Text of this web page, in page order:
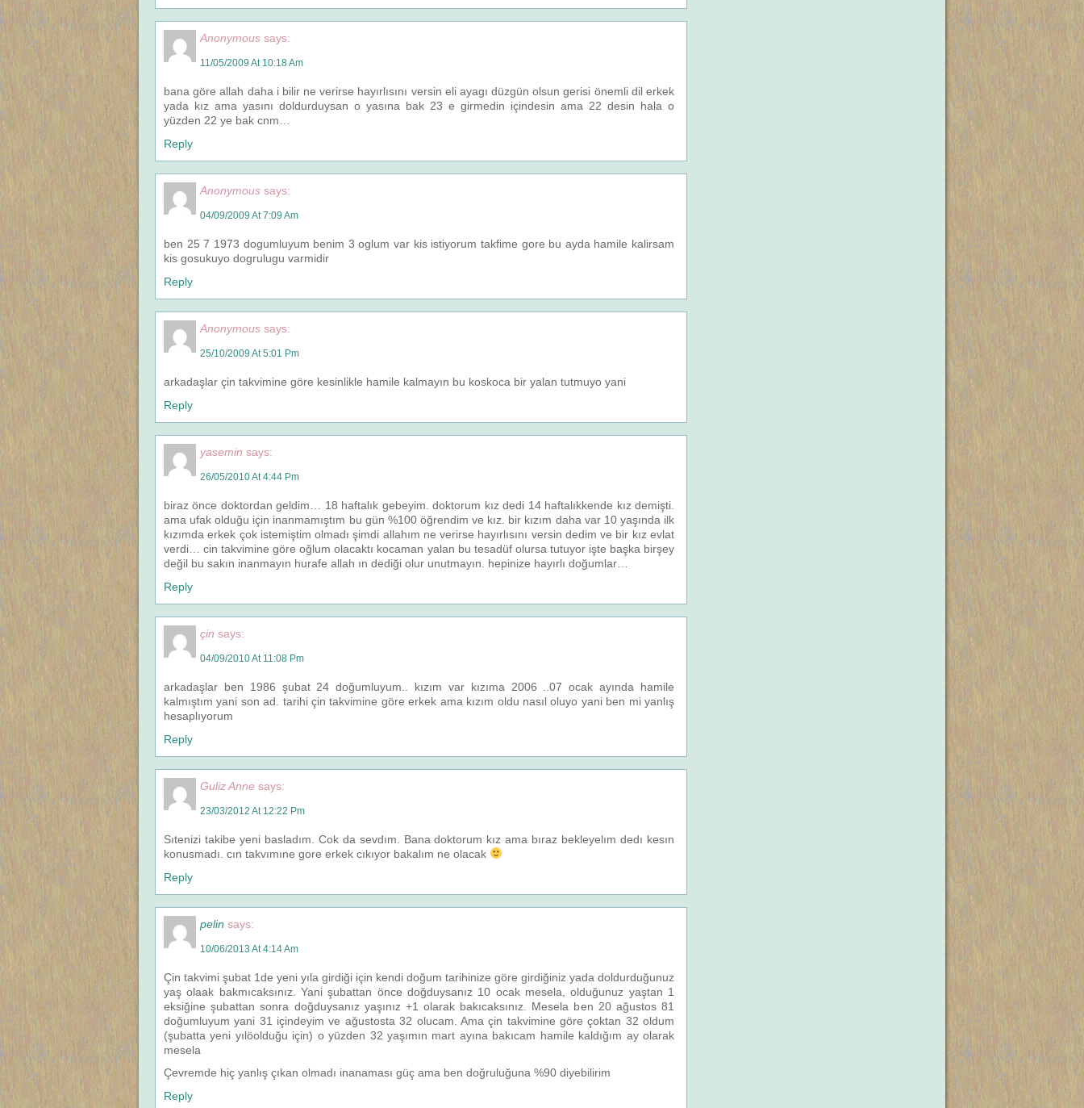
Anonymous says:
11/05/2009 At 10:18 Am
bana göre allah daha i bilir ne verirse hayırlısını versin eli ayagı düzgün olsun gerisi önemli dil erkek
yada kız ama yasını doldurduysan o yasına bak 23 e girmedin içindesin ama 22 desin hala o
yüzden 22 ye bak cnm…
Reply
Anonymous says:
04/09/2009 At 7:09 Am
ben 25 7 1973 dogumluyum benim 3 oglum var kis istiyorum takfime gore bu ayda hamile kalirsam
kis gosukuyo dogrulugu varmidir
Reply
Anonymous says:
25/10/2009 At 5:01 Pm
arkadaşlar çin takvimine göre kesinlikle hamile kalmayın bu koskoca bir yalan tutmuyo yani
Reply
yasemin says:
26/05/2010 At 4:44 Pm
biraz önce doktordan geldim… 18 haftalık gebeyim. doktorum kız dedi 14 haftalıkkende kız demişti.
ama ufak olduğu için inanmamıştım bu gün %100 öğrendim ve kız. bir kızım daha var 10 yaşında ilk
kızımda erkek çok istemiştim olmadı şimdi allahım ne verirse hayırlısını versin dedim ve bir kız evlat
verdi… cin takvimine göre oğlum olacaktı kocaman yalan bu tesadüf olursa tutuyor işte başka birşey
değil bu sakın inanmayın hurafe allah ın dediği olur unutmayın. hepinize hayırlı doğumlar…
Reply
çin says:
04/09/2010 At 11:08 Pm
arkadaşlar ben 1986 şubat 24 doğumluyum.. kızım var kızıma 2006 ..07 ocak ayında hamile
kalmıştım yani son ad. tarihi çin takvimine göre erkek ama kızım oldu nasıl oluyo yani ben mi yanlış
hesaplıyorum
Reply
Guliz Anne says:
23/03/2012 At 12:22 Pm
Sıtenizi takibe yeni basladım. Cok da sevdım. Bana doktorum kız ama bıraz bekleyelım dedı kesın
konusmadı. cın takvımıne gore erkek cıkıyor bakalım ne olacak
Reply
pelin says:
10/06/2013 At 4:14 Am
Çin takvimi şubat 1de yeni yıla girdiği için kendi doğum tarihinize göre girdiğiniz yada doldurduğunuz
yaş olaak bakmıcaksınız. Yani şubattan önce doğduysanız 10 ocak mesela, olduğunuz yaştan 1
eksiğine şubattan sonra doğduysanız yaşınız +1 olarak bakıcaksınız. Mesela ben 20 ağustos 81
doğumluyum yani 31 içindeyim ve ağustosta 32 olucam. Ama çin takvimine göre çoktan 32 oldum
(şubatta yeni yılöolduğu için) o yüzden 32 yaşımın mart ayına bakıcam hamile kaldığım ay olarak
mesela
Çevremde hiç yanlış çıkan olmadı inanaması güç ama ben doğruluğuna %90 diyebilirim
Reply